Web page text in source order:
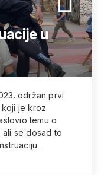
u
održan prvi
koji je kroz
temu o
se dosad to